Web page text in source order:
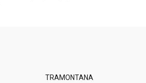
TRAMONTANA